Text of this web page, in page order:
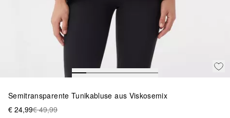
Semitransparente Tunikabluse aus Viskosemix
€ 24,99€ 49,99